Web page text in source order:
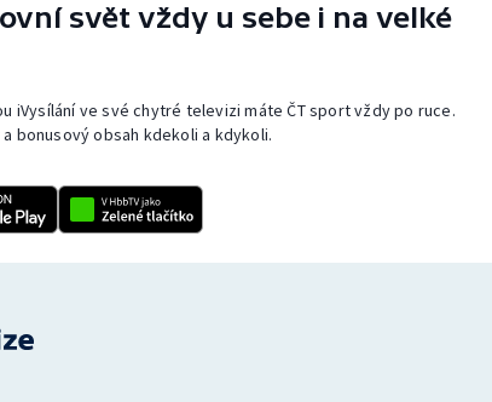
svět vždy u sebe i na velké
iVysílání ve své chytré televizi máte ČT sport vždy po ruce.
bonusový obsah kdekoli a kdykoli.